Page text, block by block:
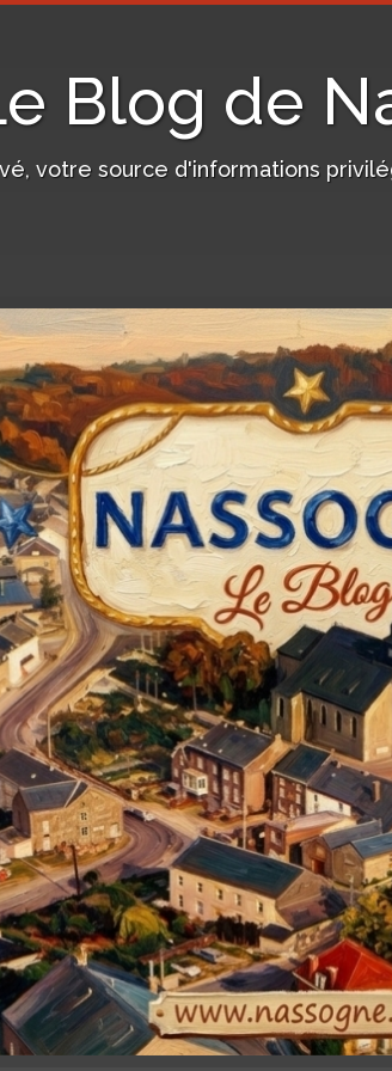
Blog de
votre source d'informations